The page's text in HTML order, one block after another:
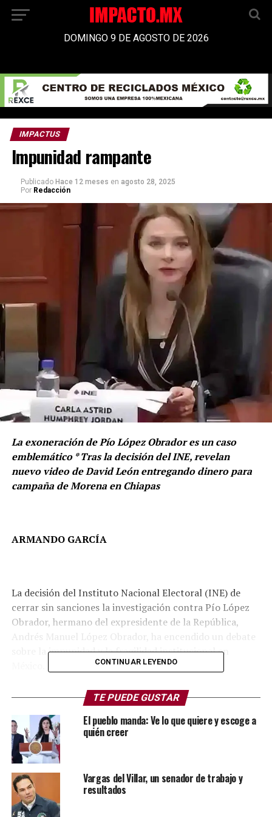
DOMINGO 9 DE AGOSTO DE 2026
IMPACTUS
Impunidad rampante
Publicado Hace 12 meses en agosto 28, 2025
Por Redacción
La exoneración de Pío López Obrador es un caso
emblemático * Tras la decisión del INE, revelan
nuevo video de David León entregando dinero para
campaña de Morena en Chiapas
ARMANDO GARCÍA
La decisión del Instituto Nacional Electoral (INE) de
cerrar sin sanciones la investigación contra Pío López
Obrador, hermano del expresidente de la República,
Andrés Manuel López Obrador, ha encendido un debate
sobre la impunidad y la fragilidad institucional en
El fallo, basado en la prescripción de los hechos
ocurridos en 2015, ha sido duramente criticado por
opositores, especialistas y organizaciones civiles, que lo
ven como una confirmación de que los casos que
involucran a figuras cercanas al poder rara vez
enfrentan consecuencias.
CONTINUAR LEYENDO
TE PUEDE GUSTAR
El pueblo manda: Ve lo que quiere y escoge a
quién creer
Vargas del Villar, un senador de trabajo y
resultados